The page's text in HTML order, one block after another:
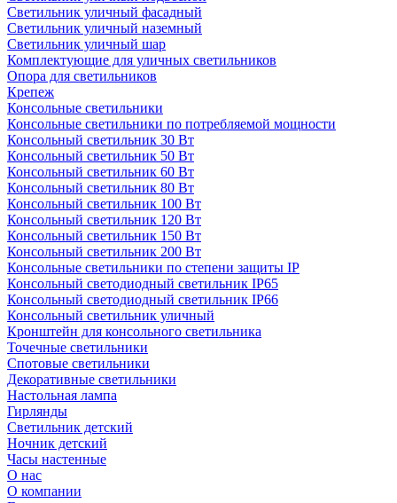
Светильник уличный фасадный
Светильник уличный наземный
Cветильник уличный шар
Комплектующие для уличных светильников
Опора для светильников
Крепеж
Консольные светильники
Консольные светильники по потребляемой мощности
Консольный светильник 30 Вт
Консольный светильник 50 Вт
Консольный светильник 60 Вт
Консольный светильник 80 Вт
Консольный светильник 100 Вт
Консольный светильник 120 Вт
Консольный светильник 150 Вт
Консольный светильник 200 Вт
Консольные светильники по степени защиты IP
Консольный светодиодный светильник IP65
Консольный светодиодный светильник IP66
Консольный светильник уличный
Кронштейн для консольного светильника
Точечные светильники
Спотовые светильники
Декоративные светильники
Настольная лампа
Гирлянды
Светильник детский
Ночник детский
Часы настенные
О нас
О компании